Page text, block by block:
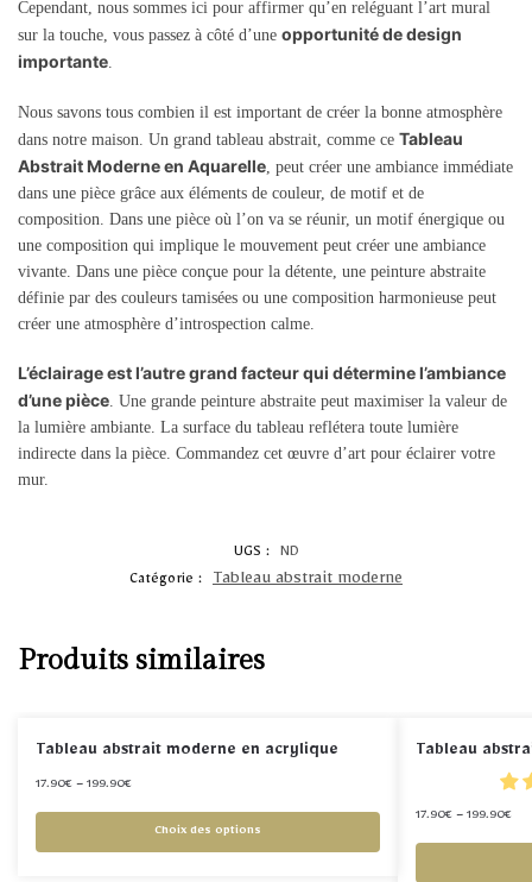
Cependant, nous sommes ici pour affirmer qu’en reléguant l’art mural
sur la touche, vous passez à côté d’une opportunité de design
importante.
Nous savons tous combien il est important de créer la bonne atmosphère
dans notre maison. Un grand tableau abstrait, comme ce Tableau
Abstrait Moderne en Aquarelle , peut créer une ambiance immédiate
dans une pièce grâce aux éléments de couleur, de motif et de
composition. Dans une pièce où l’on va se réunir, un motif énergique ou
une composition qui implique le mouvement peut créer une ambiance
vivante. Dans une pièce conçue pour la détente, une peinture abstraite
définie par des couleurs tamisées ou une composition harmonieuse peut
créer une atmosphère d’introspection calme.
L’éclairage est l’autre grand facteur qui détermine l’ambiance
d’une pièce. Une grande peinture abstraite peut maximiser la valeur de
la lumière ambiante. La surface du tableau reflétera toute lumière
indirecte dans la pièce. Commandez cet œuvre d’art pour éclairer votre
mur.
UGS :
ND
Catégorie :
Tableau abstrait moderne
Produits similaires
Tableau abstrait moderne en acrylique
17.90€ – 199.90€
Choix des options
Tableau
17.90€ – 199.90€